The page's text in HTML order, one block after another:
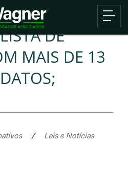
DE
MAIS DE 13
/
Leis e Notícias